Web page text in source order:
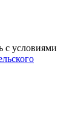
с условиями